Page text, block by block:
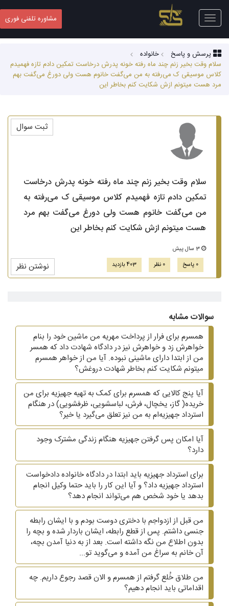
Toggle
navigation
مشاوره تلفنی فوری
پرسش و پاسخ
خانواده
سلام وقت بخیر زنم چند ماه رفته خونه پدرش درخاست تمکین دادم تازه فهمیدم
کلاس موسیقی ک می‌رفته به من می‌گفت خانوم هست ولی دورغ می‌گفت بهم
مرد هست میتونم ازش شکایت کنم بخاطر این
سلام وقت بخیر زنم چند ماه رفته خونه پدرش درخاست
تمکین دادم تازه فهمیدم کلاس موسیقی ک می‌رفته به
من می‌گفت خانوم هست ولی دورغ می‌گفت بهم مرد
هست میتونم ازش شکایت کنم بخاطر این
0 پاسخ
0 نظر 403 بازدید نوشتن نظر
ثبت سوال
سوالات مشابه
همسرم برای فرار از پرداخت مهریه من ماشین خود را بنام
خواهرش زد و خواهرش نیز در دادگاه شهادت داد که همسر
من از ابتدا دارای ماشینی نبوده. آیا من از خواهر همسرم
میتونم شکایت کنم بخاطر شهادت دروغش؟
آیا پنج کالایی که همسرم برای کمک به تهیه جهیزیه برای من
خریده( گاز، یخچال، فرش، لباسشویی، ظرفشویی)‌ در هنگام
استرداد جهیزیه‌ام به من نیز تعلق می‌گیرد یا خیر؟
آیا امکان پس گرفتن جهیزیه هنگام زندگی مشترک وجود
دارد؟
برای استرداد جهیزیه باید ابتدا در دادگاه خانواده دادخواست
استرداد جهیزیه داد؟ و آیا این کار را باید حتما وکیل انجام
بدهد یا خود شخص هم می‌تواند انجام دهد؟
من قبل از ازدواجم با دختری دوست بودم و با ایشان رابطه
جنسی داشتم. پس از قطع رابطه، ایشان باردار شده و بچه را
بدون اطلاع من نگه داشته است. بعد از به دنیا آمدن بچه،
آن خانم به سراغ من آمده و می‌گوید تو...
من طلاق خُلع گرفتم از همسرم و الان قصد رجوع داریم. چه
اقداماتی باید انجام دهیم؟